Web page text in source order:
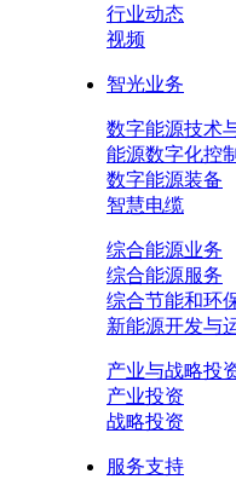
行业动态
视频
智光业务
数字能源技术
能源数字化控
数字能源装备
智慧电缆
综合能源业务
综合能源服务
综合节能和环
新能源开发与
产业与战略投
产业投资
战略投资
服务支持